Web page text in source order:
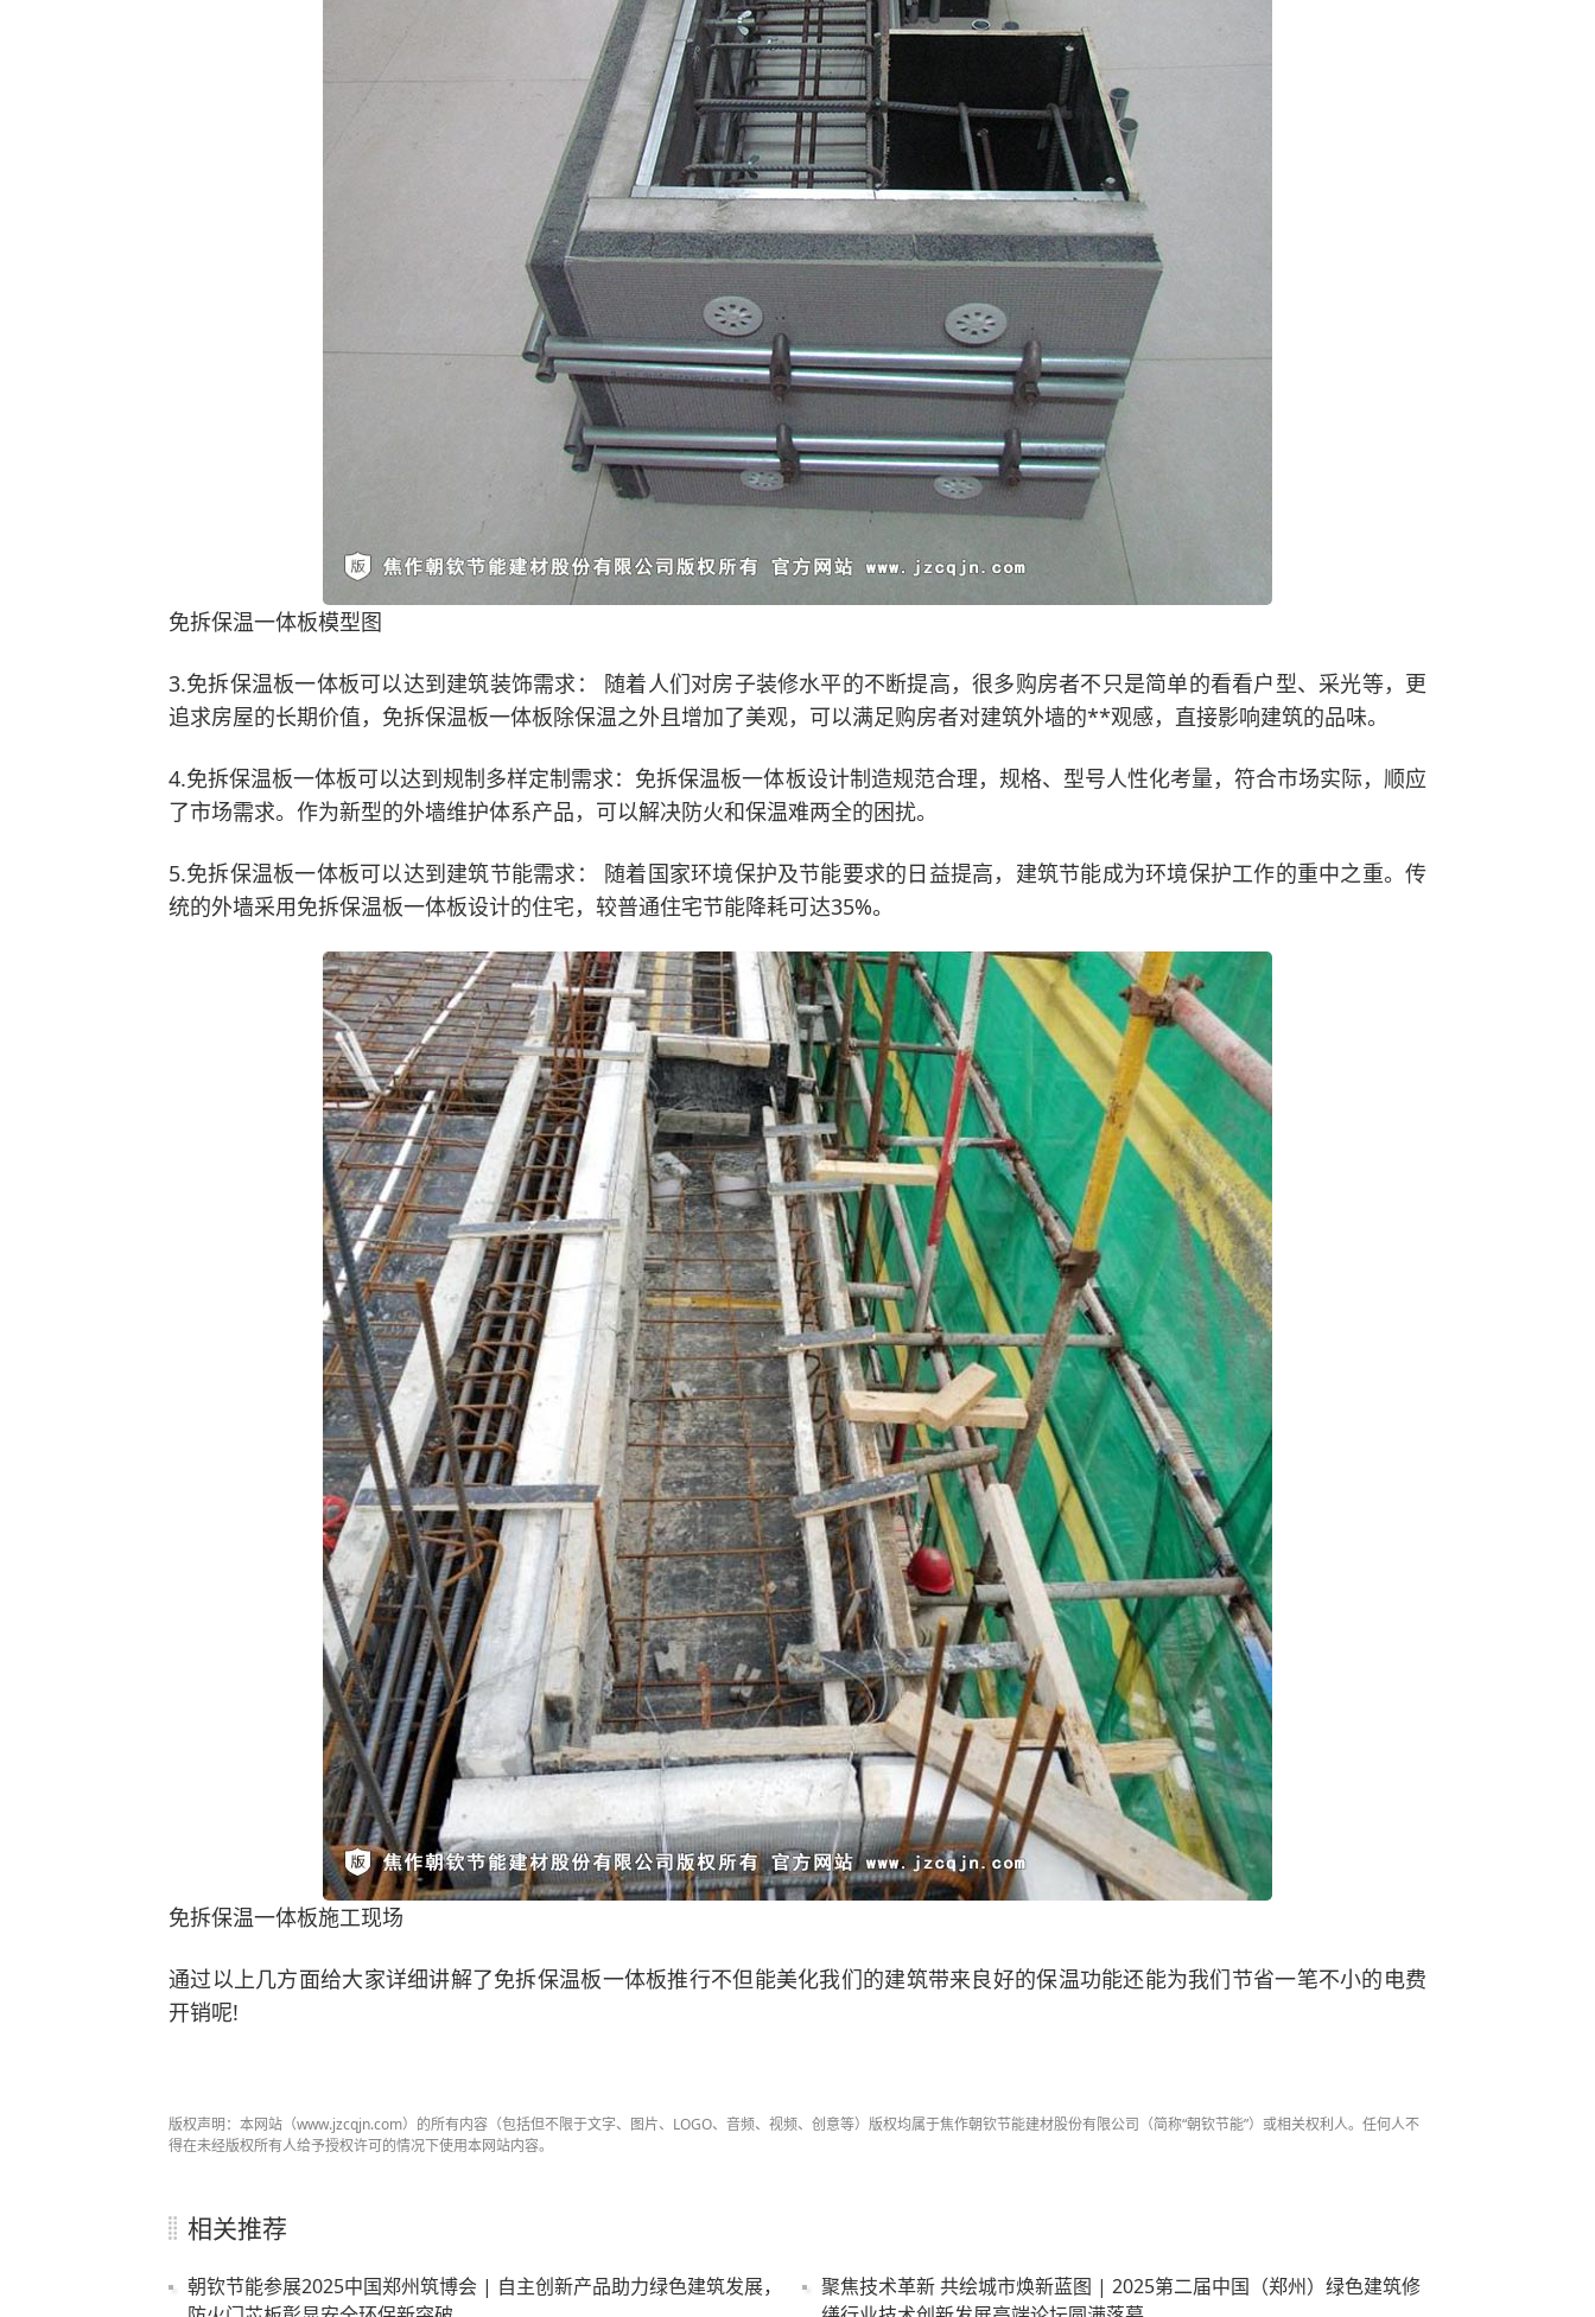
免拆保温一体板模型图
3.免拆保温板一体板可以达到建筑装饰需求： 随着人们对房子装修水平的不断提高，很多购房者不只是简单的看看户型、采光等，更
追求房屋的长期价值，免拆保温板一体板除保温之外且增加了美观，可以满足购房者对建筑外墙的**观感，直接影响建筑的品味。
4.免拆保温板一体板可以达到规制多样定制需求：免拆保温板一体板设计制造规范合理，规格、型号人性化考量，符合市场实际，顺应
了市场需求。作为新型的外墙维护体系产品，可以解决防火和保温难两全的困扰。
5.免拆保温板一体板可以达到建筑节能需求： 随着国家环境保护及节能要求的日益提高，建筑节能成为环境保护工作的重中之重。传
统的外墙采用免拆保温板一体板设计的住宅，较普通住宅节能降耗可达35%。
免拆保温一体板施工现场
通过以上几方面给大家详细讲解了免拆保温板一体板推行不但能美化我们的建筑带来良好的保温功能还能为我们节省一笔不小的电费
开销呢!
版权声明：本网站（www.jzcqjn.com）的所有内容（包括但不限于文字、图片、LOGO、音频、视频、创意等）版权均属于焦作朝钦节能建材股份有限公司（简称“朝钦节能”）或相关权利人。任何人不
得在未经版权所有人给予授权许可的情况下使用本网站内容。
相关推荐
朝钦节能参展2025中国郑州筑博会 | 自主创新产品助力绿色建筑发展，
聚焦技术革新 共绘城市焕新蓝图 | 2025第二届中国（郑州）绿色建筑修